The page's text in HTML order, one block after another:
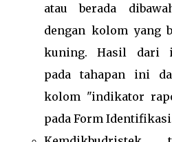
atau berada
dengan kolom yang
kuning. Hasil dari
pada tahapan ini
kolom "indikator
pada Form